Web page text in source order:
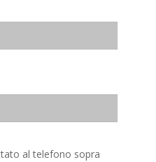
al telefono sopra